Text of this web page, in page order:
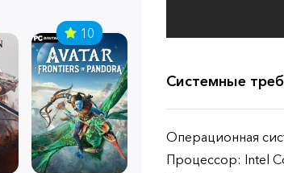
10
Системные
Операционная
Процессор: Intel